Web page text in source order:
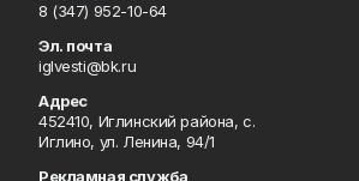
8 (347) 952-10-64
Эл. почта
iglvesti@bk.ru
Адрес
452410, Иглинский района, с.
Иглино, ул. Ленина, 94/1
Рекламная служба